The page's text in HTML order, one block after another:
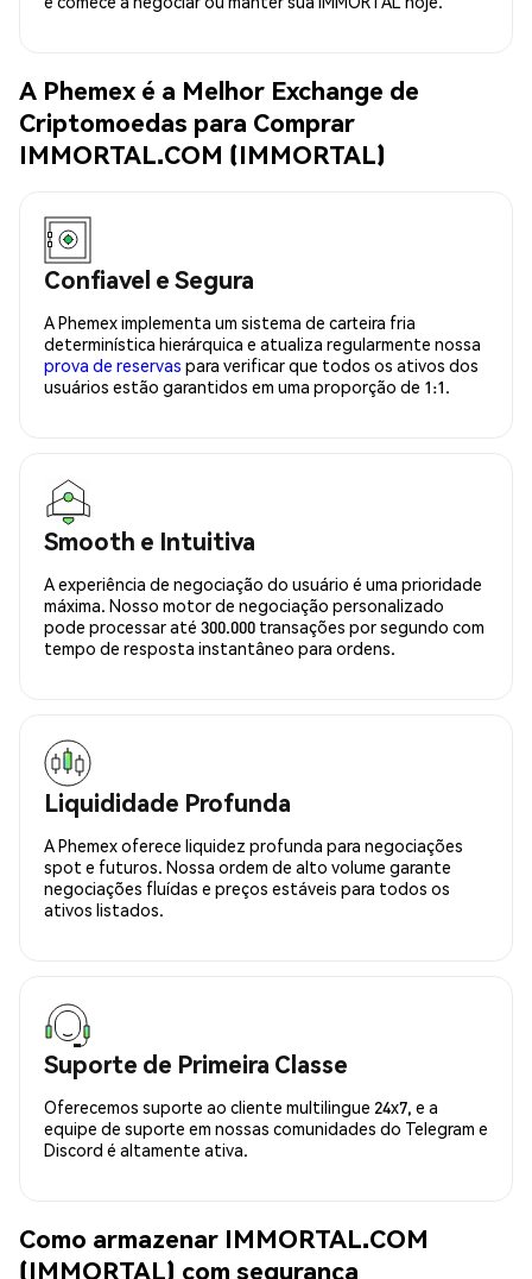
A Phemex é a Melhor Exchange de
Criptomoedas para Comprar
IMMORTAL.COM (IMMORTAL)
Confiavel e Segura
A Phemex implementa um sistema de carteira fria
determinística hierárquica e atualiza regularmente nossa
prova de reservas para verificar que todos os ativos dos
usuários estão garantidos em uma proporção de 1:1.
Smooth e Intuitiva
A experiência de negociação do usuário é uma prioridade
máxima. Nosso motor de negociação personalizado
pode processar até 300.000 transações por segundo com
tempo de resposta instantâneo para ordens.
Liquididade Profunda
A Phemex oferece liquidez profunda para negociações
spot e futuros. Nossa ordem de alto volume garante
negociações fluídas e preços estáveis para todos os
ativos listados.
Suporte de Primeira Classe
Oferecemos suporte ao cliente multilingue 24x7, e a
equipe de suporte em nossas comunidades do Telegram e
Discord é altamente ativa.
Como armazenar IMMORTAL.COM
(IMMORTAL) com segurança